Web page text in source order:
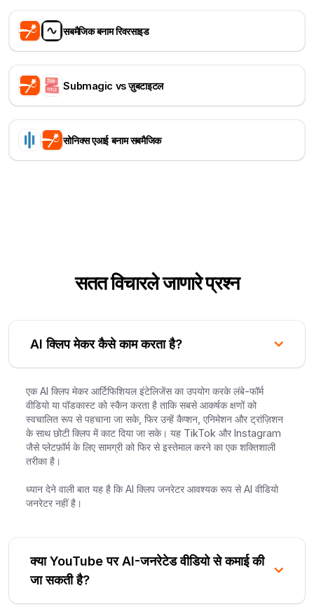
सबमैजिक बनाम रिवरसाइड
Submagic vs ज़ुबटाइटल
सोनिक्स एआई बनाम सबमैजिक
सतत विचारले जाणारे प्रश्न
AI क्लिप मेकर कैसे काम करता है?
एक AI क्लिप मेकर आर्टिफिशियल इंटेलिजेंस का उपयोग करके लंबे-फॉर्म
वीडियो या पॉडकास्ट को स्कैन करता है ताकि सबसे आकर्षक क्षणों को
स्वचालित रूप से पहचाना जा सके, फिर उन्हें कैप्शन, एनिमेशन और ट्रांज़िशन
के साथ छोटी क्लिप में काट दिया जा सके। यह TikTok और Instagram
जैसे प्लेटफ़ॉर्म के लिए सामग्री को फिर से इस्तेमाल करने का एक शक्तिशाली
तरीका है।
ध्यान देने वाली बात यह है कि AI क्लिप जनरेटर आवश्यक रूप से AI वीडियो
जनरेटर नहीं है।
क्या YouTube पर AI-जनरेटेड वीडियो से कमाई की
जा सकती है?